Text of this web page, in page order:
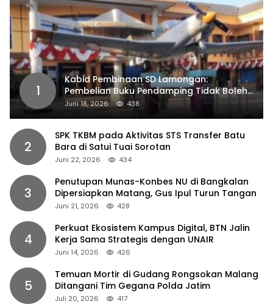
1
Kabid Pembinaan SD Lamongan:
Pembelian Buku Pendamping Tidak Boleh
Dipaksakan
Juni 18, 2026 438
2
SPK TKBM pada Aktivitas STS Transfer Batu
Bara di Satui Tuai Sorotan
Juni 22, 2026 434
3
Penutupan Munas-Konbes NU di Bangkalan
Dipersiapkan Matang, Gus Ipul Turun Tangan
Juni 21, 2026 428
4
Perkuat Ekosistem Kampus Digital, BTN Jalin
Kerja Sama Strategis dengan UNAIR
Juni 14, 2026 426
5
Temuan Mortir di Gudang Rongsokan Malang
Ditangani Tim Gegana Polda Jatim
Juli 20, 2026 417